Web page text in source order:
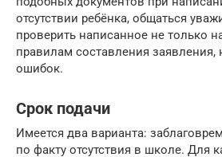
отсутствии ребёнка, общаться
проверить написанное не только
правилам составления заявления,
ошибок.
Срок подачи
Имеется два варианта:
по факту отсутствия в школе. Для